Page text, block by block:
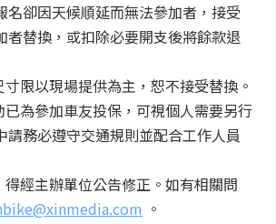
名卻因天候順延而無法參加者，接受
者替換，或扣除必要開支後將餘款退
限以現場提供為主，恕不接受替換。
為參加車友投保，可視個人需要另行
請務必遵守交通規則並配合工作人員
經主辦單位公告修正。如有相關問
。